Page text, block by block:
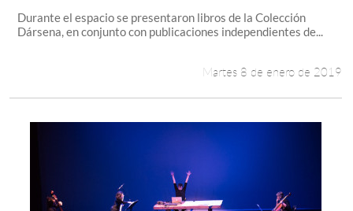
Durante el espacio se presentaron libros de la Colección
Dársena, en conjunto con publicaciones independientes de...
Martes 8 de enero de 2019